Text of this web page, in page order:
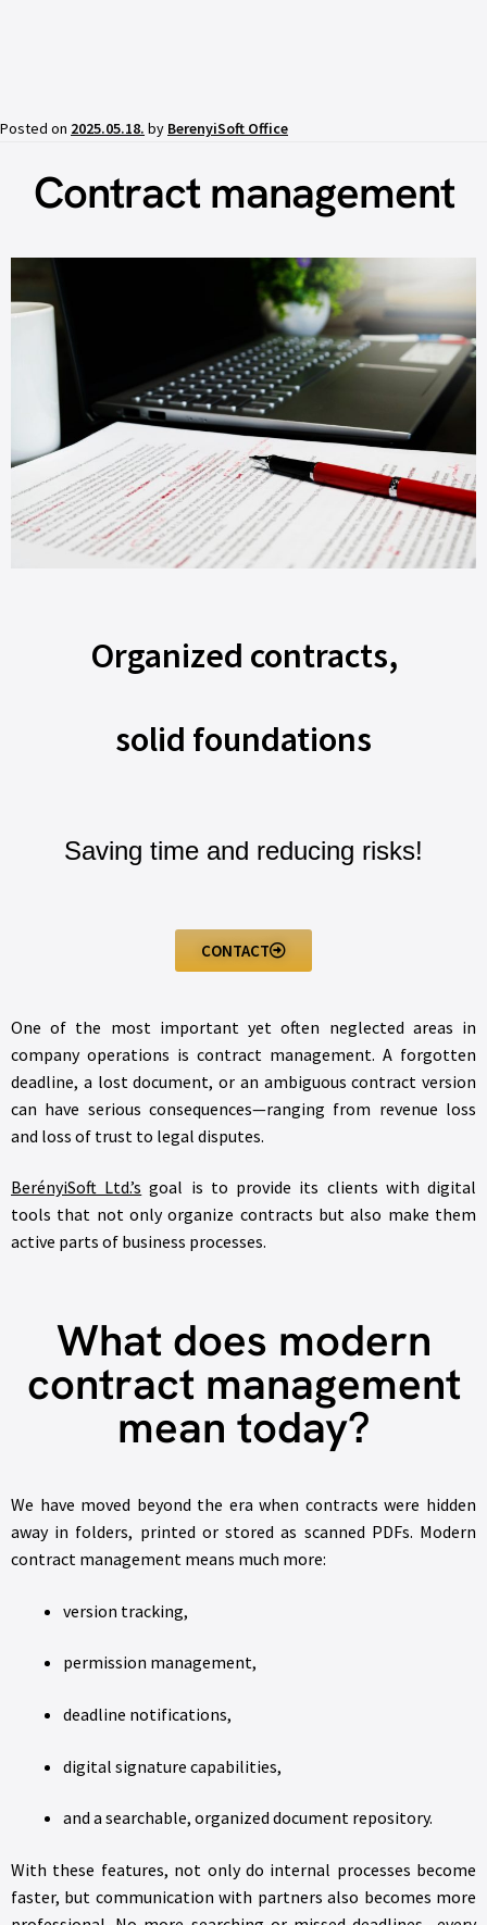
Posted on 2025.05.18. by BerenyiSoft Office
Contract management
Organized contracts,
solid foundations
Saving time and reducing risks!
CONTACT
One of the most important yet often neglected areas in
company operations is contract management. A forgotten
deadline, a lost document, or an ambiguous contract version
can have serious consequences—ranging from revenue loss
and loss of trust to legal disputes.
BerényiSoft Ltd.’s goal is to provide its clients with digital
tools that not only organize contracts but also make them
active parts of business processes.
What does modern
contract management
mean today?
We have moved beyond the era when contracts were hidden
away in folders, printed or stored as scanned PDFs. Modern
contract management means much more:
version tracking,
permission management,
deadline notifications,
digital signature capabilities,
and a searchable, organized document repository.
With these features, not only do internal processes become
faster, but communication with partners also becomes more